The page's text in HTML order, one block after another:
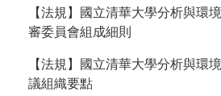
【法規】國立清華大學分析與環
審委員會組成細則
【法規】國立清華大學分析與環
議組織要點